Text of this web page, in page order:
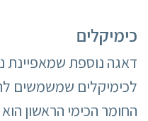
כימיקלים
דאגה נוספת שמאפיינת
לכימיקלים שמשמשים
החומר הכימי הראשון